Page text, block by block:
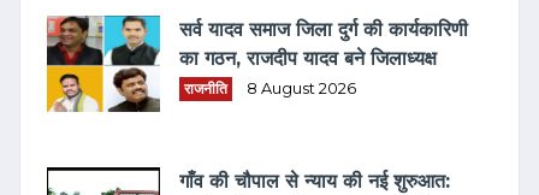
सर्व यादव समाज जिला दुर्ग की कार्यकारिणी
का गठन, राजदीप यादव बने जिलाध्यक्ष
राजनीति 8 August 2026
गाँव की चौपाल से न्याय की नई शुरुआत: